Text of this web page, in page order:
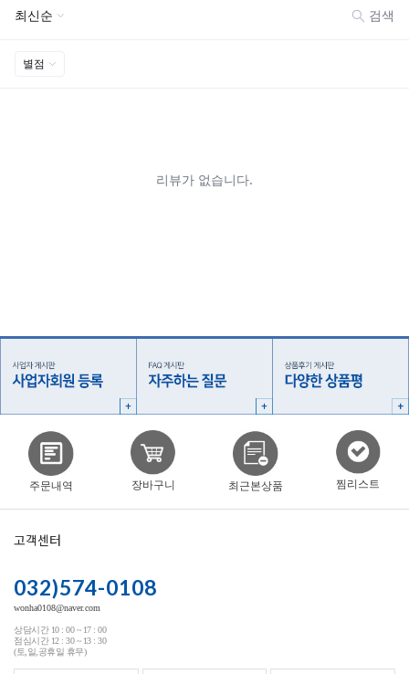
주문내역 장바구니 최근본상품 찜리스트
고객센터
032)574-0108
wonha0108@naver.com
상담시간 10 : 00 ~ 17 : 00
점심시간 12 : 30 ~ 13 : 30
(토,일,공휴일 휴무)